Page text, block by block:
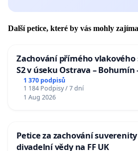
Další petice, které by vás mohly
Zachování přímého vlakového
S2 v úseku Ostrava – Bohumín
u Jablunkova
1 370 podpisů
1 184 Podpisy / 7 dní
1 Aug 2026
Petice za zachování
divadelní vědy na FF UK